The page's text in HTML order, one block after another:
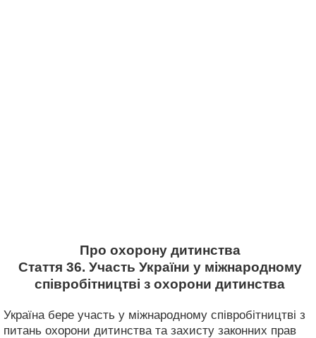
Про охорону дитинства
Стаття 36. Участь України у міжнародному
співробітництві з охорони дитинства
Україна бере участь у міжнародному співробітництві з
питань охорони дитинства та захисту законних прав